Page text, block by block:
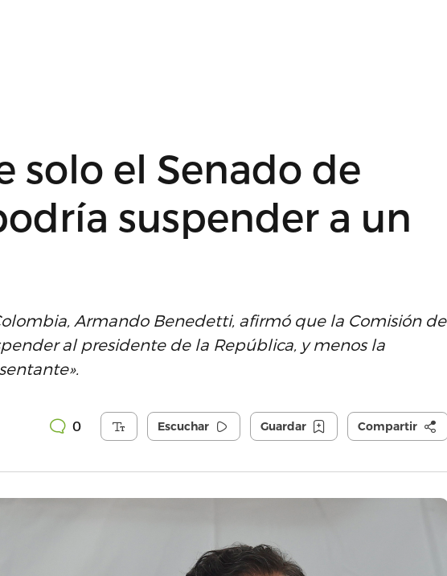
solo el Senado de
suspender a un
Armando Benedetti, afirmó que la Comisión de
al presidente de la República, y menos la
0 Escuchar Guardar Compartir